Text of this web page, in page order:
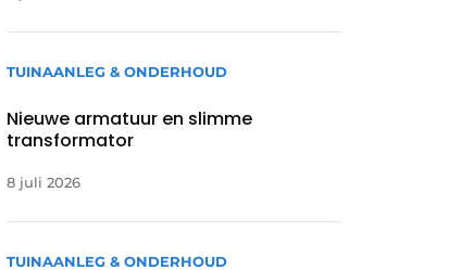
TUINAANLEG & ONDERHOUD
Nieuwe armatuur en slimme
transformator
8 juli 2026
TUINAANLEG & ONDERHOUD